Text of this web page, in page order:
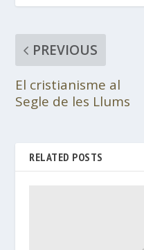
PREVIOUS
El cristianisme al
Segle de les Llums
RELATED POSTS